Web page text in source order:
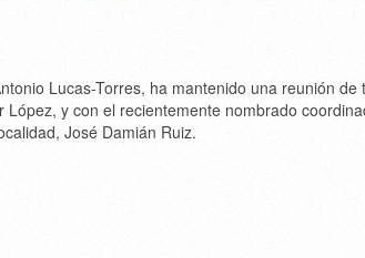
Lucas-Torres, ha mantenido una reunión de
López, y con el recientemente nombrado
José Damián Ruiz.